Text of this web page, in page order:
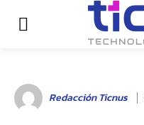
Redacción Ticnus